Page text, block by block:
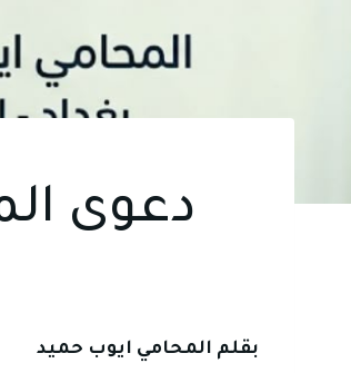
دعوى
بقلم المحامي ايوب حميد